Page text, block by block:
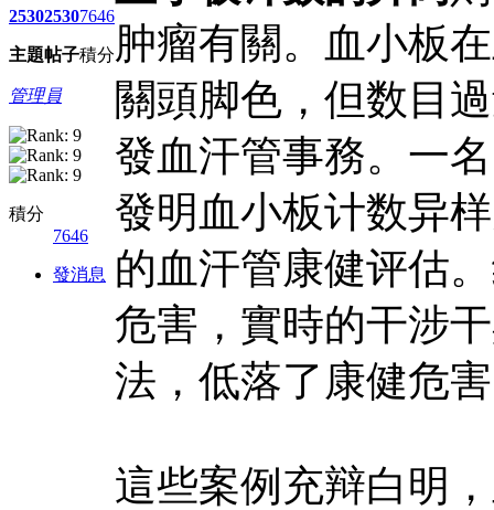
2530
主題
2530
帖子
7646
積分
管理員
積分
7646
發消息
肿瘤有關。血小板
關頭脚色，但数目
發血汗管事務。一
發明血小板计数异
的血汗管康健评估
危害，實時的干涉
法，低落了康健危
這些案例充辩白明